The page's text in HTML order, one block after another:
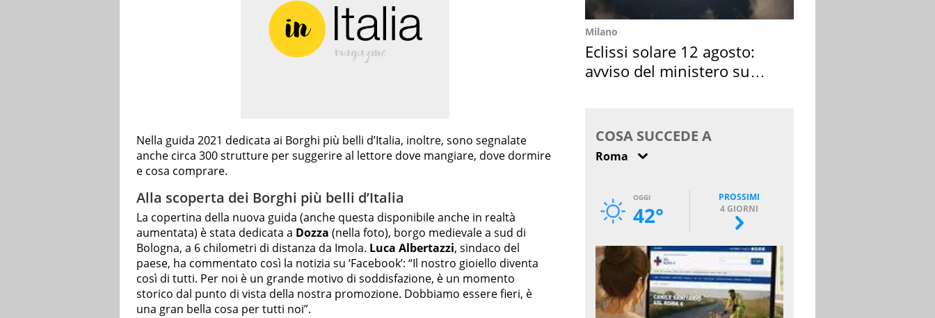
Nella guida 2021 dedicata ai Borghi più belli d’Italia, inoltre, sono segnalate
anche circa 300 strutture per suggerire al lettore dove mangiare, dove dormire
e cosa comprare.
Alla scoperta dei Borghi più belli d’Italia
La copertina della nuova guida (anche questa disponibile anche in realtà
aumentata) è stata dedicata a Dozza (nella foto), borgo medievale a sud di
Bologna, a 6 chilometri di distanza da Imola. Luca Albertazzi, sindaco del
paese, ha commentato così la notizia su ‘Facebook’: “Il nostro gioiello diventa
così di tutti. Per noi è un grande motivo di soddisfazione, è un momento
storico dal punto di vista della nostra promozione. Dobbiamo essere fieri, è
una gran bella cosa per tutti noi”.
Milano
Eclissi solare 12 agosto:
avviso del ministero su